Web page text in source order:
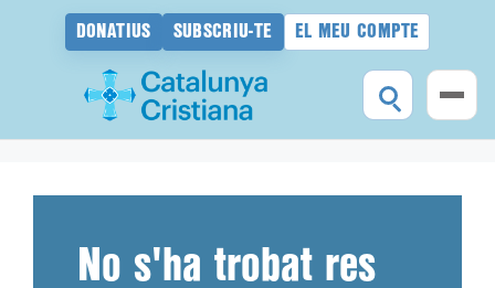
DONATIUS SUBSCRIU-TE EL MEU COMPTE
No s'ha trobat res